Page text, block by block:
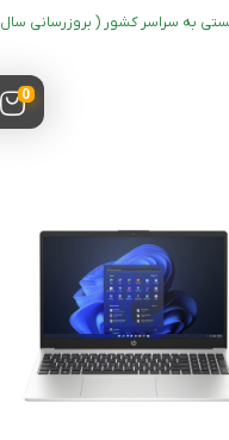
به سراسر کشور ( بروزرسانی سال 1405 )
0